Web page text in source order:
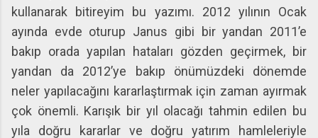
kullanarak bitireyim bu yazımı. 2012 yılının Ocak
ayında evde oturup Janus gibi bir yandan 2011’e
bakıp orada yapılan hataları gözden geçirmek, bir
yandan da 2012’ye bakıp önümüzdeki dönemde
neler yapılacağını kararlaştırmak için zaman ayırmak
çok önemli. Karışık bir yıl olacağı tahmin edilen bu
yıla doğru kararlar ve doğru yatırım hamleleriyle